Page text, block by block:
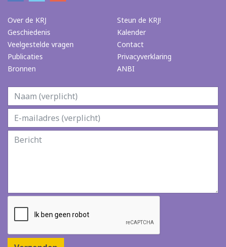
Over de KRJ
Geschiedenis
Veelgestelde vragen
Publicaties
Bronnen
Steun de KRJ!
Kalender
Contact
Privacyverklaring
ANBI